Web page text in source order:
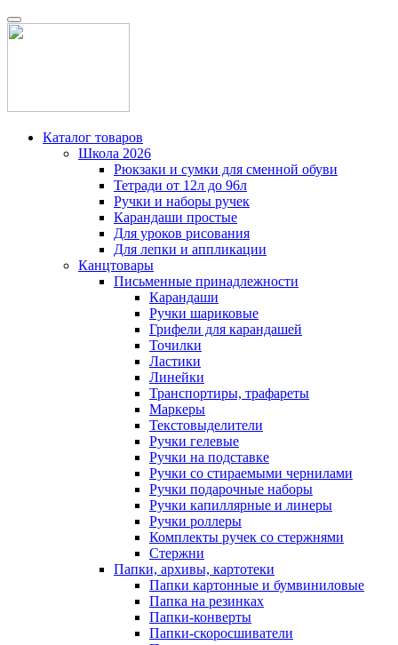
Каталог товаров
Школа 2026
Рюкзаки и сумки для сменной обуви
Тетради от 12л до 96л
Ручки и наборы ручек
Карандаши простые
Для уроков рисования
Для лепки и аппликации
Канцтовары
Письменные принадлежности
Карандаши
Ручки шариковые
Грифели для карандашей
Точилки
Ластики
Линейки
Транспортиры, трафареты
Маркеры
Текстовыделители
Ручки гелевые
Ручки на подставке
Ручки со стираемыми чернилами
Ручки подарочные наборы
Ручки капиллярные и линеры
Ручки роллеры
Комплекты ручек со стержнями
Стержни
Папки, архивы, картотеки
Папки картонные и бумвиниловые
Папка на резинках
Папки-конверты
Папки-скоросшиватели